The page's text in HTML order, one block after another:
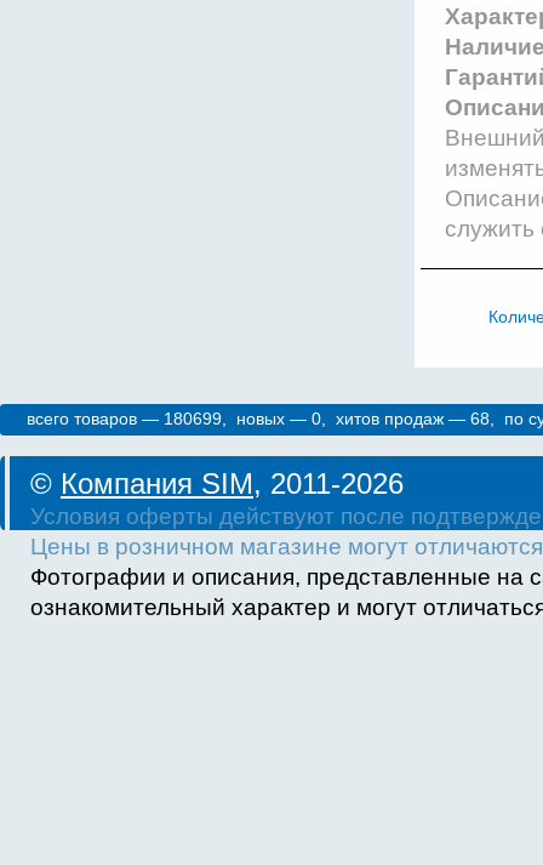
Внешний
всего товаров — 180699, новых — 0, хитов продаж — 68, по
© Компания SIM, 2011-2026
Условия оферты действуют после
Цены в розничном магазине могут
Фотографии и описания, представленные на
ознакомительный характер и могут